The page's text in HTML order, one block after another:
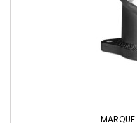
MARQUE: